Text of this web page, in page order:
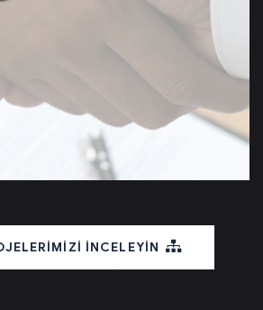
Yatlara Ait
ve
Projeleri
İNCELEYİN